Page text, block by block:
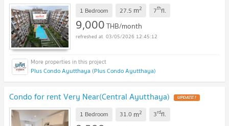
1 Bedroom 27.5 m2 7thfl.
9,000THB/month
03/05/2026 12:45:12
Plus Condo Ayutthaya (Plus Condo Ayutthaya)
Condo for rent Very Near(Central Ayutthaya)
1 Bedroom 31.0 m2 3rdfl.